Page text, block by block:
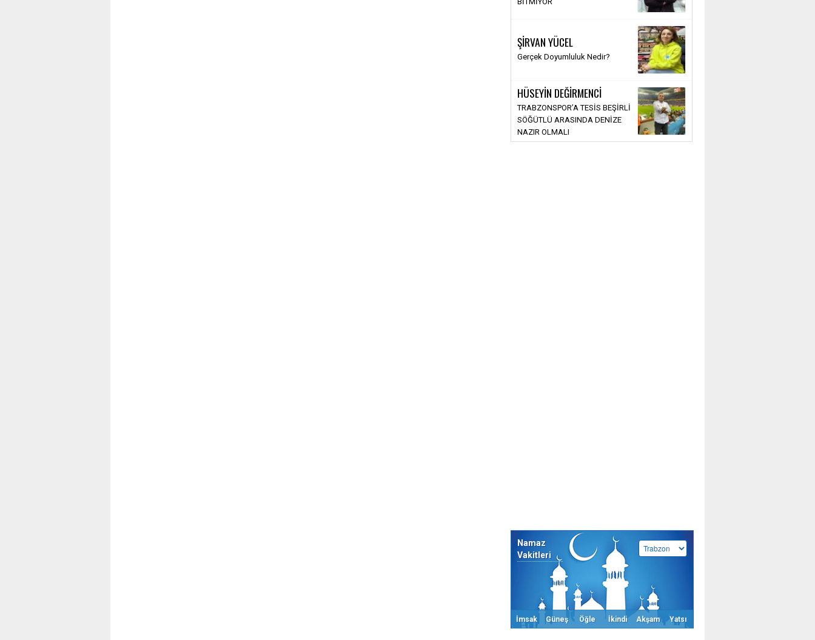
ŞİRVAN YÜCEL
Gerçek Doyumluluk Nedir?
HÜSEYİN DEĞİRMENCİ
TRABZONSPOR’A TESİS BEŞİRLİ
SÖĞÜTLÜ ARASINDA DENİZE
NAZIR OLMALI
Namaz
Vakitleri
İmsak Güneş Öğle İkindi Akşam Yatsı